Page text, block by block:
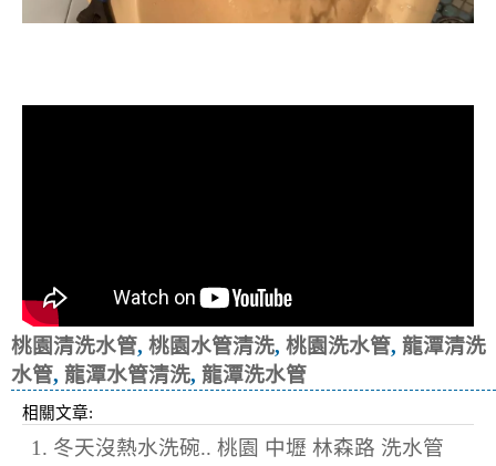
桃園清洗水管, 桃園水管清洗, 桃園洗水管, 龍潭清洗
水管, 龍潭水管清洗, 龍潭洗水管
相關文章:
1. 冬天沒熱水洗碗.. 桃園 中壢 林森路 洗水管